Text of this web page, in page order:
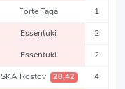
Forte Taga 1
Essentuki 2
Essentuki 2
SKA Rostov 28,42 4